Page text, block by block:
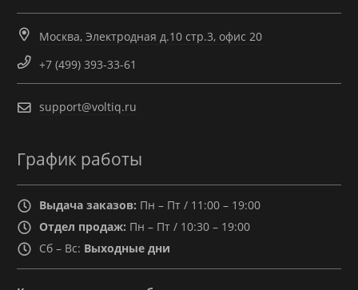
Москва, Электродная д.10 стр.3, офис 20
+7 (499) 393-33-61
support@voltiq.ru
График работы
Выдача заказов: Пн – Пт / 11:00 – 19:00
Отдел продаж: Пн – Пт / 10:30 – 19:00
Сб – Вс: Выходные дни